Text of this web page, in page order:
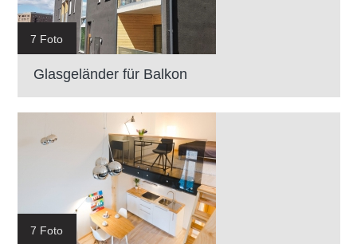
7 Foto
Glasgeländer für Balkon
7 Foto